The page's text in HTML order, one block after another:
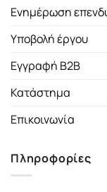
Ενημέρωση
Υποβολή έργου
Εγγραφή B2B
Κατάστημα
Επικοινωνία
Πληροφορίες